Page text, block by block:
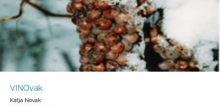
VINOvak
Katja Novak